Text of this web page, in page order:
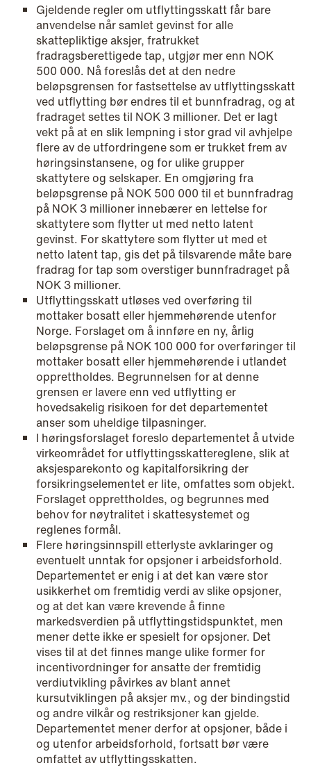
NEWS
Limitations on correcting building
depreciation in arrears
Read more
NEWS
Tax-transparent securities funds for
institutional investors
Read more
NEWS
Improved conditions for new, smaller
companies under the section 7 P
Gjeldende regler om utflyttingsskatt får bare
anvendelse når samlet gevinst for alle
skattepliktige aksjer, fratrukket
fradragsberettigede tap, utgjør mer enn NOK
500 000. Nå foreslås det at den nedre
beløpsgrensen for fastsettelse av utflyttingsskatt
ved utflytting bør endres til et bunnfradrag, og at
fradraget settes til NOK 3 millioner. Det er lagt
vekt på at en slik lempning i stor grad vil avhjelpe
flere av de utfordringene som er trukket frem av
høringsinstansene, og for ulike grupper
skattytere og selskaper. En omgjøring fra
beløpsgrense på NOK 500 000 til et bunnfradrag
på NOK 3 millioner innebærer en lettelse for
skattytere som flytter ut med netto latent
gevinst. For skattytere som flytter ut med et
netto latent tap, gis det på tilsvarende måte bare
fradrag for tap som overstiger bunnfradraget på
NOK 3 millioner.
Utflyttingsskatt utløses ved overføring til
mottaker bosatt eller hjemmehørende utenfor
Norge. Forslaget om å innføre en ny, årlig
beløpsgrense på NOK 100 000 for overføringer til
mottaker bosatt eller hjemmehørende i utlandet
opprettholdes. Begrunnelsen for at denne
grensen er lavere enn ved utflytting er
hovedsakelig risikoen for det departementet
anser som uheldige tilpasninger.
I høringsforslaget foreslo departementet å utvide
virkeområdet for utflyttingsskattereglene, slik at
aksjesparekonto og kapitalforsikring der
forsikringselementet er lite, omfattes som objekt.
Forslaget opprettholdes, og begrunnes med
behov for nøytralitet i skattesystemet og
reglenes formål.
Flere høringsinnspill etterlyste avklaringer og
eventuelt unntak for opsjoner i arbeidsforhold.
Departementet er enig i at det kan være stor
usikkerhet om fremtidig verdi av slike opsjoner,
og at det kan være krevende å finne
markedsverdien på utflyttingstidspunktet, men
mener dette ikke er spesielt for opsjoner. Det
vises til at det finnes mange ulike former for
incentivordninger for ansatte der fremtidig
verdiutvikling påvirkes av blant annet
kursutviklingen på aksjer mv., og der bindingstid
og andre vilkår og restriksjoner kan gjelde.
Departementet mener derfor at opsjoner, både i
og utenfor arbeidsforhold, fortsatt bør være
omfattet av utflyttingsskatten.